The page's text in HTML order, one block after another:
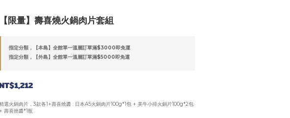
【限量】壽喜燒火鍋肉片套組
指定分類，【本島】全館單一溫層訂單滿$3000即免運
指定分類，【外島】全館單一溫層訂單滿$5000即免運
選火鍋肉片，3款各1+壽喜燒醬 : 日本A5火鍋肉片100g*1包 + 美牛小排火鍋片100g*2包
+ 壽喜燒醬*1瓶